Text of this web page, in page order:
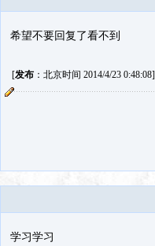
希望不要回复了看不到
[发布：北京时间 2014/4/23 0:48:08]
学习学习